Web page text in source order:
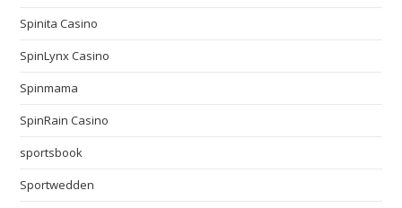
Spinita Casino
SpinLynx Casino
Spinmama
SpinRain Casino
sportsbook
Sportwedden